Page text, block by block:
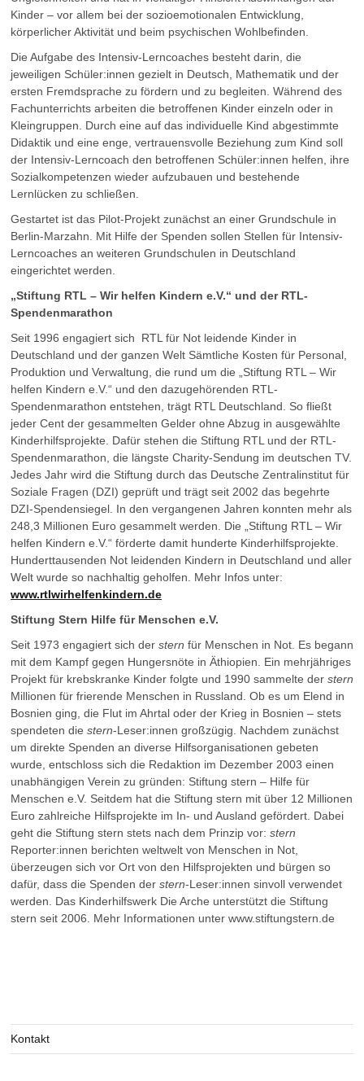
Kinder – vor allem bei der sozioemotionalen Entwicklung,
körperlicher Aktivität und beim psychischen Wohlbefinden.
Die Aufgabe des Intensiv-Lerncoaches besteht darin, die
jeweiligen Schüler:innen gezielt in Deutsch, Mathematik und der
ersten Fremdsprache zu fördern und zu begleiten. Während des
Fachunterrichts arbeiten die betroffenen Kinder einzeln oder in
Kleingruppen. Durch eine auf das individuelle Kind abgestimmte
Didaktik und eine enge, vertrauensvolle Beziehung zum Kind soll
der Intensiv-Lerncoach den betroffenen Schüler:innen helfen, ihre
Sozialkompetenzen wieder aufzubauen und bestehende
Lernlücken zu schließen.
Gestartet ist das Pilot-Projekt zunächst an einer Grundschule in
Berlin-Marzahn. Mit Hilfe der Spenden sollen Stellen für Intensiv-
Lerncoaches an weiteren Grundschulen in Deutschland
eingerichtet werden.
„Stiftung RTL – Wir helfen Kindern e.V.“ und der RTL-
Spendenmarathon
Seit 1996 engagiert sich RTL für Not leidende Kinder in
Deutschland und der ganzen Welt Sämtliche Kosten für Personal,
Produktion und Verwaltung, die rund um die „Stiftung RTL – Wir
helfen Kindern e.V.“ und den dazugehörenden RTL-
Spendenmarathon entstehen, trägt RTL Deutschland. So fließt
jeder Cent der gesammelten Gelder ohne Abzug in ausgewählte
Kinderhilfsprojekte. Dafür stehen die Stiftung RTL und der RTL-
Spendenmarathon, die längste Charity-Sendung im deutschen TV.
Jedes Jahr wird die Stiftung durch das Deutsche Zentralinstitut für
Soziale Fragen (DZI) geprüft und trägt seit 2002 das begehrte
DZI-Spendensiegel. In den vergangenen Jahren konnten mehr als
248,3 Millionen Euro gesammelt werden. Die „Stiftung RTL – Wir
helfen Kindern e.V.“ förderte damit hunderte Kinderhilfsprojekte.
Hunderttausenden Not leidenden Kindern in Deutschland und aller
Welt wurde so nachhaltig geholfen. Mehr Infos unter:
www.rtlwirhelfenkindern.de
Stiftung Stern Hilfe für Menschen e.V.
Seit 1973 engagiert sich der stern für Menschen in Not. Es begann
mit dem Kampf gegen Hungersnöte in Äthiopien. Ein mehrjähriges
Projekt für krebskranke Kinder folgte und 1990 sammelte der stern
Millionen für frierende Menschen in Russland. Ob es um Elend in
Bosnien ging, die Flut im Ahrtal oder der Krieg in Bosnien – stets
spendeten die stern-Leser:innen großzügig. Nachdem zunächst
um direkte Spenden an diverse Hilfsorganisationen gebeten
wurde, entschloss sich die Redaktion im Dezember 2003 einen
unabhängigen Verein zu gründen: Stiftung stern – Hilfe für
Menschen e.V. Seitdem hat die Stiftung stern mit über 12 Millionen
Euro zahlreiche Hilfsprojekte im In- und Ausland gefördert. Dabei
geht die Stiftung stern stets nach dem Prinzip vor: stern
Reporter:innen berichten weltwelt von Menschen in Not,
überzeugen sich vor Ort von den Hilfsprojekten und bürgen so
dafür, dass die Spenden der stern-Leser:innen sinvoll verwendet
werden. Das Kinderhilfswerk Die Arche unterstützt die Stiftung
stern seit 2006. Mehr Informationen unter www.stiftungstern.de
Kontakt